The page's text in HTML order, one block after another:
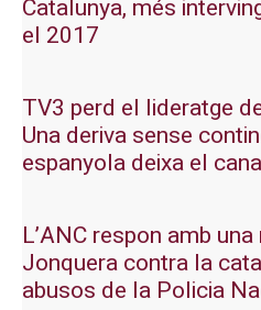
Catalunya, més
el 2017
TV3 perd el lideratge
Una deriva sense
espanyola deixa el
L’ANC respon amb
Jonquera contra la
abusos de la Policia